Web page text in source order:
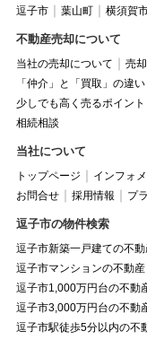
逗子市 葉山町 横須賀
不動産売却について
当社の売却について 売
「仲介」と「買取」の違い
少しでも高く売るポイント
相続相談
当社について
トップページ インフォ
お問合せ
採用情報 プ
逗子市の物件検索
逗子市新築一戸建ての不
逗子市マンションの不動産
逗子市1,000万円台の不動
逗子市3,000万円台の不動
逗子市駅徒歩5分以内の不